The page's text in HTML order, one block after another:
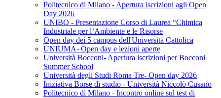
Politecnico di Milano - Apertura iscrizioni agli Open
Day 2026
UNIBO - Presentazione Corso di Laurea “Chimica
Industriale per l’Ambiente e le Risorse
Open day dei 5 campus dell'Università Cattolica
UNIUMA- Open day e lezioni aperte
Università Bocconi- Apertura iscrizioni per Bocconi
Summer School
Università degli Studi Roma Tre- Open day 2026
Iniziativa Borse di studio - Università Niccolò Cusano
Politecnico di Milano - Incontro online sul test di